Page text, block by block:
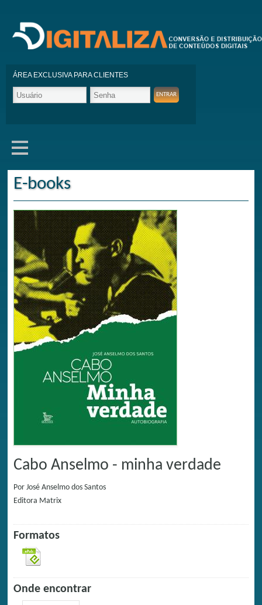
ÁREA EXCLUSIVA PARA CLIENTES
E-books
Cabo Anselmo - minha verdade
Por José Anselmo dos Santos
Editora Matrix
Formatos
Onde encontrar